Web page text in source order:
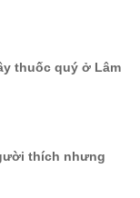
thuốc quý ở Lâm
thích nhưng